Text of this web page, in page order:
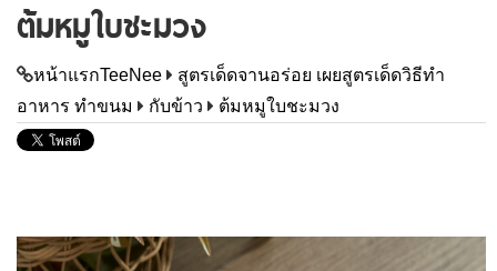
ต้มหมูใบชะมวง
หน้าแรกTeeNee
สูตรเด็ดจานอร่อย เผยสูตรเด็ดวิธีทำ
อาหาร ทำขนม
กับข้าว ต้มหมูใบชะมวง